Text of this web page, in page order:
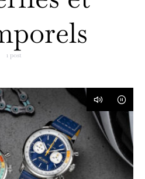
1 post